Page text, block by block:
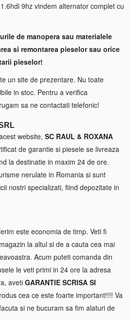
9hz vindem alternator complet cu
de manopera sau materialele
si remontarea pieselor sau orice
pieselor!
un site de prezentare. Nu toate
in stoc. Pentru a verifica
sa ne contactati telefonic!
website, SC RAUL & ROXANA
de garantie si piesele se livreaza
la destinatie in maxim 24 de ore.
nerulate in Romania si sunt
nostri specializati, fiind depozitate in
este economia de timp. Veti fi
la altul si de a cauta cea mai
Acum puteti comanda din
le veti primi in 24 ore la adresa
aveti GARANTIE SCRISA SI
cea ce este foarte important!!!! Va
si ne bucuram sa fim alaturi de